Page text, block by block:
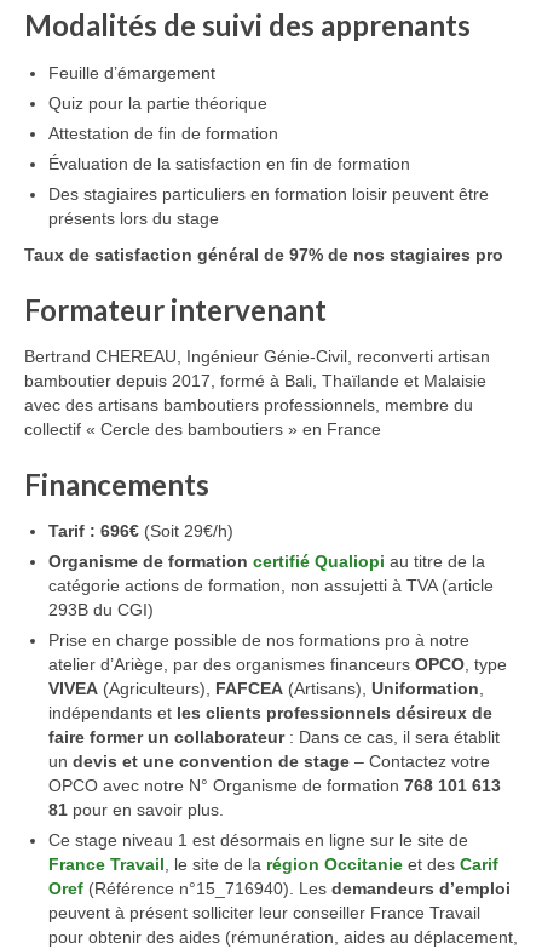
Modalités de suivi des apprenants
Feuille d’émargement
Quiz pour la partie théorique
Attestation de fin de formation
Évaluation de la satisfaction en fin de formation
Des stagiaires particuliers en formation loisir peuvent être
présents lors du stage
Taux de satisfaction général de 97% de nos stagiaires pro
Formateur intervenant
Bertrand CHEREAU, Ingénieur Génie-Civil, reconverti artisan
bamboutier depuis 2017, formé à Bali, Thaïlande et Malaisie
avec des artisans bamboutiers professionnels, membre du
collectif « Cercle des bamboutiers » en France
Financements
Tarif : 696€ (Soit 29€/h)
Organisme de formation certifié Qualiopi au titre de la
catégorie actions de formation, non assujetti à TVA (article
293B du CGI)
Prise en charge possible de nos formations pro à notre
atelier d’Ariège, par des organismes financeurs OPCO , type
VIVEA (Agriculteurs), FAFCEA (Artisans), Uniformation
indépendants et les clients professionnels désireux de
faire former un collaborateur: Dans ce cas, il sera établit
un devis et une convention de stage – Contactez votre
OPCO avec notre N° Organisme de formation 768 101 613
81 pour en savoir plus.
Ce stage niveau 1 est désormais en ligne sur le site de
France Travail , le site de la région Occitanie et des Carif
Oref (Référence n°15_716940). Les demandeurs d’emploi
peuvent à présent solliciter leur conseiller France Travail
pour obtenir des aides (rémunération, aides au déplacement,